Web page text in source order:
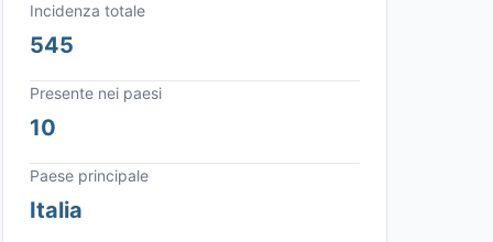
Incidenza totale
545
Presente nei paesi
10
Paese principale
Italia